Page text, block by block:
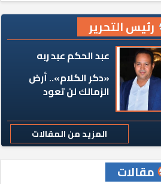
رئيس التحرير
عبد الحكم عبد ربه
«دكر الكلام».. أرض
الزمالك لن تعود
المزيد من المقالات
مقالات